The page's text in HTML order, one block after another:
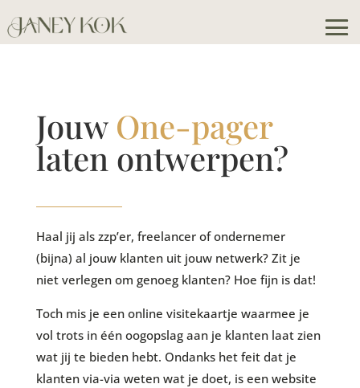
Jouw One-pager
laten ontwerpen?
Haal jij als zzp’er, freelancer of ondernemer
(bijna) al jouw klanten uit jouw netwerk? Zit je
niet verlegen om genoeg klanten? Hoe fijn is dat!
Toch mis je een online visitekaartje waarmee je
vol trots in één oogopslag aan je klanten laat zien
wat jij te bieden hebt. Ondanks het feit dat je
klanten via-via weten wat je doet, is een website